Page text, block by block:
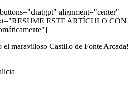
alignment="center"
ESTE ARTÍCULO CON
el maravilloso Castillo de Fonte Arcada!